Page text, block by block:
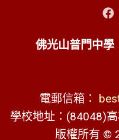
佛光山普門中學
電郵信箱：
學校地址：(84048)
版權所有 ©